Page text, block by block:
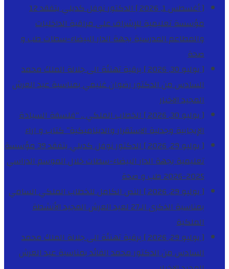
[ أغسطس 1, 2026 ]
الدكتور نوفل كديلي يتفقد 12
مؤسسة تعليمية للإشراف على مراقبة الداخليات
والمطاعم المدرسية بجهة الدار البيضاء-سطاتطب و
صحة
[ يوليو 30, 2026 ]
برقية تهنئة الى جلالة الملك محمد
السادس من الدكتور رضوان غنيمي بمناسبة عيد العرش
المجيدالاخبار
[ يوليو 30, 2026 ]
الخطاب الملكي .. “فلسفة السيادة
الإيجابية وجدلية الاستقرار والديناميكية”كتاب و اراء
[ يوليو 29, 2026 ]
الدكتور نوفل كديلي يتفقد 39 مؤسسة
تعليمية بجهة الدار البيضاء-سطات خلال الموسم الدراسي
2025-2026
طب و صحة
[ يوليو 29, 2026 ]
النص الكامل للخطاب الملكي السامي
بمناسبة الذكرى الـ27 لعيد العرش المجيد
الأنشطة
الملكية
[ يوليو 29, 2026 ]
برقية تهنئة الى جلالة الملك محمد
السادس من الدكتور محمد الفائد بمناسبة عيد العرش